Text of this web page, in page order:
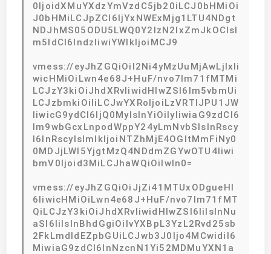
0IjoidXMuYXdzYmVzdC5jb20iLCJ0bHMiOi
J0bHMiLCJpZCI6IjYxNWExMjg1LTU4NDgt
NDJhMS05ODU5LWQ0Y2IzN2IxZmJkOCIsI
m5ldCI6IndzIiwiYWlkIjoiMCJ9
vmess://eyJhZGQiOiI2Ni4yMzUuMjAwLjIxIi
wicHMiOiLwn4e68J+HuF/nvo7lm71fMTMi
LCJzY3kiOiJhdXRvIiwidHlwZSI6Im5vbmUi
LCJzbmkiOiIiLCJwYXRoIjoiLzVRTlJPU1JW
IiwicG9ydCI6IjQ0MyIsInYiOiIyIiwiaG9zdCI6
Im9wbGcxLnpodWppY24yLmNvbSIsInRscy
I6InRscyIsImlkIjoiNTZhMjE4OGItMmFiNy0
0MDJjLWI5YjgtMzQ4NDdmZGYwOTU4Iiwi
bmV0Ijoid3MiLCJhaWQiOiIwIn0=
vmess://eyJhZGQiOiJjZi41MTUxODgueHl
6IiwicHMiOiLwn4e68J+HuF/nvo7lm71fMT
QiLCJzY3kiOiJhdXRvIiwidHlwZSI6IiIsInNu
aSI6IiIsInBhdGgiOiIvYXBpL3YzL2Rvd25sb
2FkLmdldEZpbGUiLCJwb3J0Ijo4MCwidiI6
MiwiaG9zdCI6InNzcnN1Yi52MDMuYXN1a